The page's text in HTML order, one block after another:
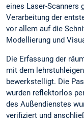
eines Laser-Scanners
Verarbeitung der
vor allem auf die
Modellierung und
Die Erfassung der
mit dem
bewerkstelligt. Die
wurden reflektorlos
des Außendienstes
verifiziert und